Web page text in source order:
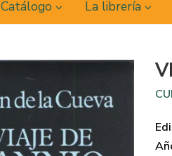
Catálogo La librería